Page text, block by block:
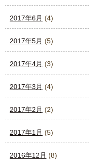
2017年6月 (4)
2017年5月 (5)
2017年4月 (3)
2017年3月 (4)
2017年2月 (2)
2017年1月 (5)
2016年12月 (8)